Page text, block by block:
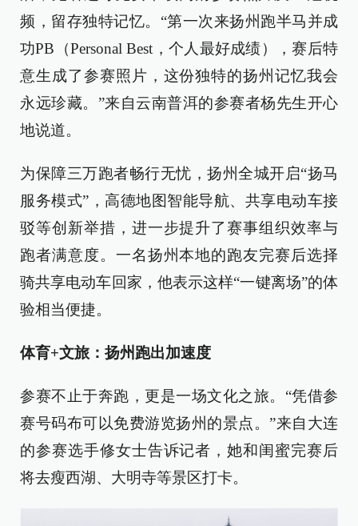
频，留存独特记忆。“第一次来扬州跑半马并成
功PB（Personal Best，个人最好成绩），赛后特
意生成了参赛照片，这份独特的扬州记忆我会
永远珍藏。”来自云南普洱的参赛者杨先生开心
地说道。
为保障三万跑者畅行无忧，扬州全城开启“扬马
服务模式”，高德地图智能导航、共享电动车接
驳等创新举措，进一步提升了赛事组织效率与
跑者满意度。一名扬州本地的跑友完赛后选择
骑共享电动车回家，他表示这样“一键离场”的体
验相当便捷。
体育+文旅：扬州跑出加速度
参赛不止于奔跑，更是一场文化之旅。“凭借参
赛号码布可以免费游览扬州的景点。”来自大连
的参赛选手修女士告诉记者，她和闺蜜完赛后
将去瘦西湖、大明寺等景区打卡。